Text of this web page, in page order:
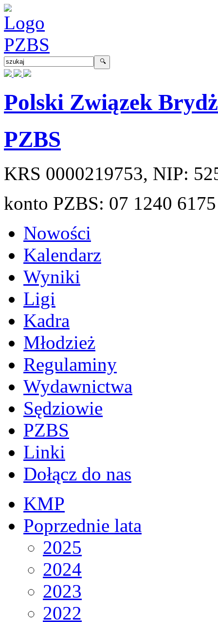
Polski Związek
PZBS
KRS 0000219753, NIP:
konto PZBS: 07 1240
Nowości
Kalendarz
Wyniki
Ligi
Kadra
Młodzież
Regulaminy
Wydawnictwa
Sędziowie
PZBS
Linki
Dołącz do nas
KMP
Poprzednie lata
2025
2024
2023
2022